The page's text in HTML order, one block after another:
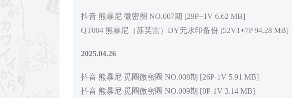
抖音 熊暴尼 微密圈 NO.007期 [29P+1V 6.62 MB]
QT004 熊暴尼（苏芙雷）DY无水印备份 [52V1+7P 94.28 MB]
2025.04.26
抖音 熊暴尼 觅圈微密圈 NO.008期 [26P-1V 5.91 MB]
抖音 熊暴尼 觅圈微密圈 NO.009期 [8P-1V 3.14 MB]